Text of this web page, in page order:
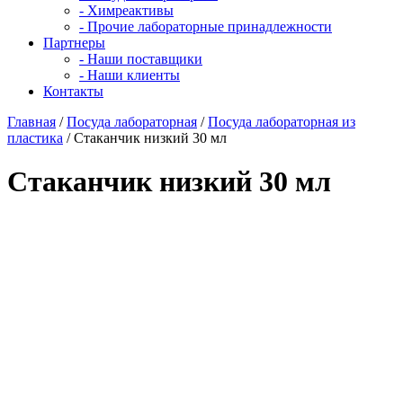
- Химреактивы
- Прочие лабораторные принадлежности
Партнеры
- Наши поставщики
- Наши клиенты
Контакты
Главная /Посуда лабораторная /Посуда лабораторная из
пластика / Стаканчик низкий 30 мл
Стаканчик низкий 30 мл